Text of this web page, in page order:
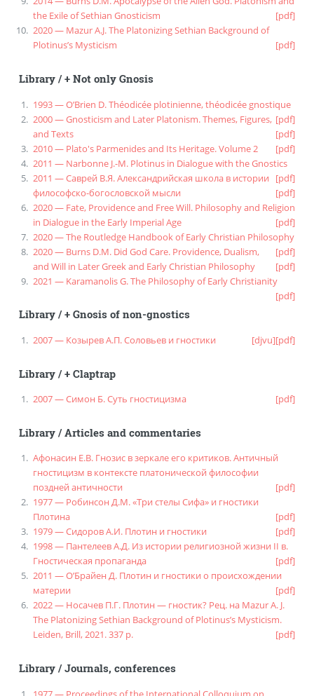
the Exile of Sethian Gnosticism
[pdf]
2020 — Mazur A.J. The Platonizing Sethian Background of
Plotinus’s Mysticism
[pdf]
Library/+ Not only Gnosis
1993 — O’Brien D. Théodicée plotinienne, théodicée gnostique
[pdf]
2000 — Gnosticism and Later Platonism. Themes, Figures,
and Texts
[pdf]
2010 — Plato's Parmenides and Its Heritage. Volume 2
[pdf]
2011 — Narbonne J.-M. Plotinus in Dialogue with the Gnostics
[pdf]
2011 — Саврей В.Я. Александрийская школа в истории
философско-богословской мысли
[pdf]
2020 — Fate, Providence and Free Will. Philosophy and Religion
in Dialogue in the Early Imperial Age
[pdf]
2020 — The Routledge Handbook of Early Christian Philosophy
[pdf]
2020 — Burns D.M. Did God Care. Providence, Dualism,
and Will in Later Greek and Early Christian Philosophy
[pdf]
2021 — Karamanolis G. The Philosophy of Early Christianity
[pdf]
Library/+ Gnosis of non-gnostics
2007 — Козырев А.П. Соловьев и гностики [djvu][pdf]
Library/+ Claptrap
2007 — Симон Б. Суть гностицизма [pdf]
Library/Articles and commentaries
Афонасин Е.В. Гнозис в зеркале его критиков. Античный
гностицизм в контексте платонической философии
поздней античности
[pdf]
1977 — Робинсон Д.М. «Три стелы Сифа» и гностики
Плотина
[pdf]
1979 — Сидоров А.И. Плотин и гностики
[pdf]
1998 — Пантелеев А.Д. Из истории религиозной жизни II в.
Гностическая пропаганда
[pdf]
2011 — О’Брайен Д. Плотин и гностики о происхождении
материи
[pdf]
2022 — Носачев П.Г. Плотин — гностик? Рец. на Mazur A. J.
The Platonizing Sethian Background of Plotinus’s Mysticism.
Leiden, Brill, 2021. 337 p.
[pdf]
Library/Journals, conferences